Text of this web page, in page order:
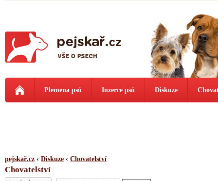
Plemena psů Inzerce psů Diskuze
pejskař.cz ‹ Diskuze ‹ Chovatelství
Chovatelství